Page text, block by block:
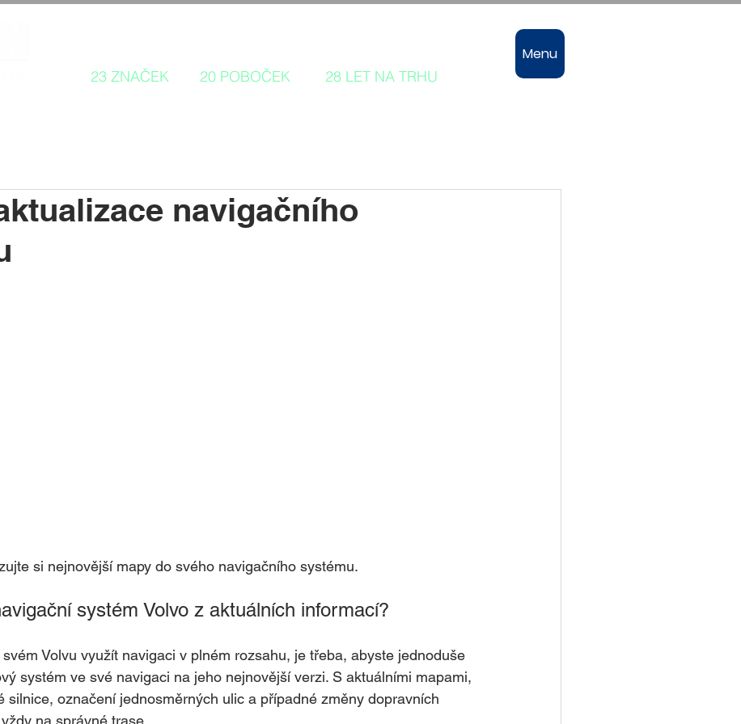
23 ZNAČEK 20 POBOČEK 28 LET NA TRHU
Menu
navigačního
si nejnovější mapy do svého navigačního systému.
systém Volvo z aktuálních informací?
Volvu využít navigaci v plném rozsahu, je třeba, abyste jednoduše
systém ve své navigaci na jeho nejnovější verzi. S aktuálními mapami,
silnice, označení jednosměrných ulic a případné změny dopravních